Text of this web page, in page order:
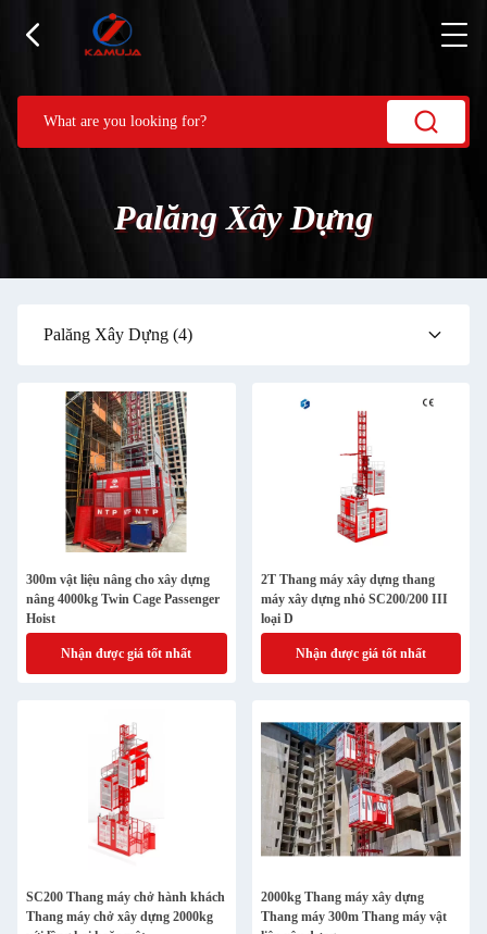
Palăng Xây Dựng
Palăng Xây Dựng (4)
300m vật liệu nâng cho xây dựng
nâng 4000kg Twin Cage Passenger
Hoist
Nhận được giá tốt nhất
2T Thang máy xây dựng thang
máy xây dựng nhỏ SC200/200 III
loại D
Nhận được giá tốt nhất
SC200 Thang máy chở hành khách
Thang máy chở xây dựng 2000kg
2000kg Thang máy xây dựng
Thang máy 300m Thang máy vật